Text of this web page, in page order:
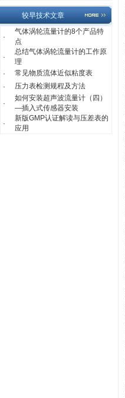
较早技术文章
·
气体涡轮流量计的8个产品特
点
·
总结气体涡轮流量计的工作原
理
·
常见物质流体近似粘度表
·
压力表检测规程及方法
·
如何安装超声波流量计（四）
—插入式传感器安装
·
新版GMP认证解读与压差表的
应用